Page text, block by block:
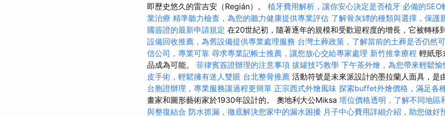
即歷史悠久的雷吉安（Regián）。 植牙費用解析，讓你安心決定是否植牙 必備的SEO
業治療 精準聽力檢查，為您的聽力健康提供專業評估 了解骨灰罈的種類與選擇，保護
國簽證的最新申請規定 在20世紀初，隨著逐年的規模和受歡迎程度的增長，它被轉移
設備回收推薦，為舊設備提供專業處理服務 台灣土葬政策，了解當前的土葬是否仍然
信公司，專業可靠 尋求專業記帳士推薦，讓您放心交給專家處理 新竹推拿療程 輕紙形
品成為可能。 菲律賓簽證辦理的注意事項 拔罐技巧教學 下午茶外燴，為您帶來輕鬆
皮手術，輕鬆擁有迷人雙眼 台北整骨推薦 活動符號是未來派設計的墨拉蘭人面具，是
台胞證辦理，專業服務讓過程更簡單 正宗西式外燴風味 探索buffet外燴價格，滿足各
畫家和圖形藝術家於1930年設計的。 奧地利大公Miksa 塔位價格透明，了解不同地區
與整復結合 防水抓漏，徹底解決您家中的漏水困擾 月子中心費用詳細介紹，助您做好